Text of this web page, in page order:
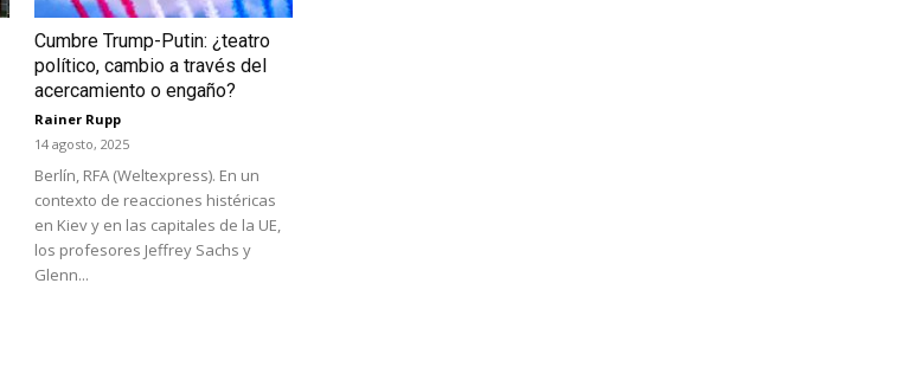
Cumbre Trump-Putin: ¿teatro
político, cambio a través del
acercamiento o engaño?
Rainer Rupp
14 agosto, 2025
Berlín, RFA (Weltexpress). En un
contexto de reacciones histéricas
en Kiev y en las capitales de la UE,
los profesores Jeffrey Sachs y
Glenn...